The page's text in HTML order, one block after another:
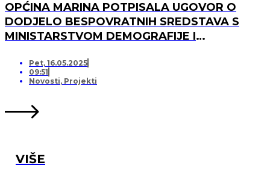
OPĆINA MARINA POTPISALA UGOVOR O
DODJELO BESPOVRATNIH SREDSTAVA S
MINISTARSTVOM DEMOGRAFIJE I
OPREMANJA DJEČJEG IGRALIŠTA U
SVINCIMA
Pet, 16.05.2025
09:51
Novosti, Projekti
VIŠE